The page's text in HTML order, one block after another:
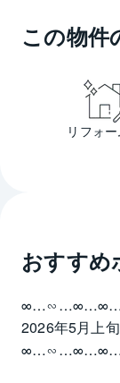
この物件
リフォ
おすすめ
2026年5月上